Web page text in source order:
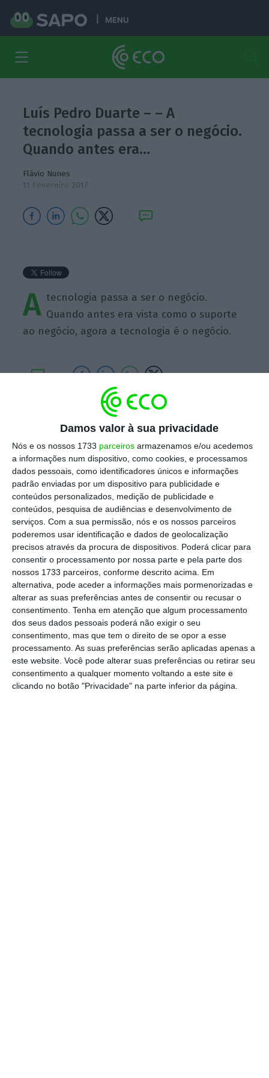
Damos valor à sua privacidade
Nós e os nossos 1733 parceiros armazenamos e/ou acedemos
a informações num dispositivo, como cookies, e processamos
dados pessoais, como identificadores únicos e informações
padrão enviadas por um dispositivo para publicidade e
conteúdos personalizados, medição de publicidade e
conteúdos, pesquisa de audiências e desenvolvimento de
serviços. Com a sua permissão, nós e os nossos parceiros
poderemos usar identificação e dados de geolocalização
precisos através da procura de dispositivos. Poderá clicar para
consentir o processamento por nossa parte e pela parte dos
nossos 1733 parceiros, conforme descrito acima. Em
alternativa, pode aceder a informações mais pormenorizadas e
alterar as suas preferências antes de consentir ou recusar o
consentimento. Tenha em atenção que algum processamento
dos seus dados pessoais poderá não exigir o seu
consentimento, mas que tem o direito de se opor a esse
processamento. As suas preferências serão aplicadas apenas a
este website. Você pode alterar suas preferências ou retirar seu
consentimento a qualquer momento voltando a este site e
clicando no botão "Privacidade" na parte inferior da página.
MENU
Luís Pedro Duarte – – A
tecnologia passa a ser o negócio.
Quando antes era…
Flávio Nunes
11 Fevereiro 2017
A tecnologia passa a ser o negócio.
Quando antes era vista como o suporte
ao negócio, agora a tecnologia é o negócio.
https://eco.sapo.pt/quote/luis-pedro-duarte-a-tecnologia-passa-a-ser-o-negocio-quando-antes-era/ Copiar
Assine o ECO Premium
No momento em que a informação é
mais importante do que nunca, apoie
o jornalismo independente e rigoroso.
De que forma? Assine o ECO Premium e
tenha acesso a notícias exclusivas, à
opinião que conta, às reportagens e
especiais que mostram o outro lado da
história.
Esta assinatura é uma forma de apoiar
o ECO e os seus jornalistas. A nossa